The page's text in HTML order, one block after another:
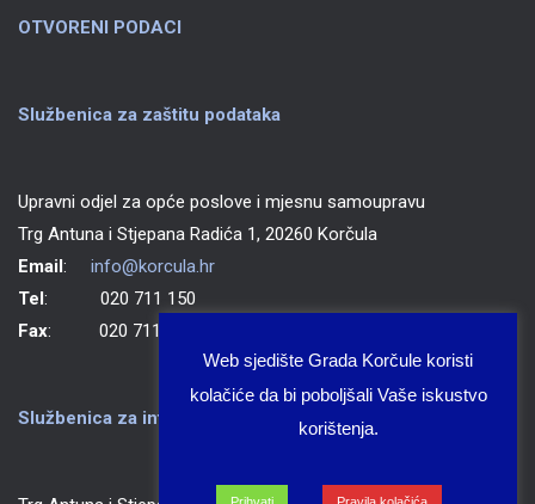
OTVORENI PODACI
Službenica za zaštitu podataka
Upravni odjel za opće poslove i mjesnu samoupravu
Trg Antuna i Stjepana Radića 1, 20260 Korčula
Email: info@korcula.hr
Tel: 020 711 150
Fax: 020 711 702
Službenica za informiranje Grada Korčule
Web sjedište Grada Korčule koristi
kolačiće da bi poboljšali Vaše iskustvo
korištenja.